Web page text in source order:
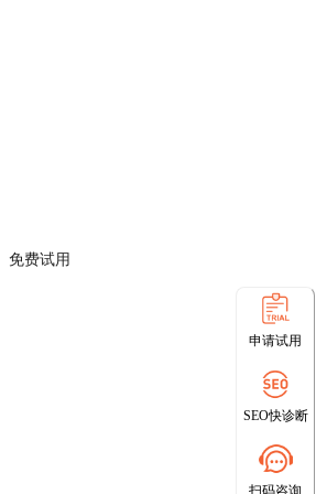
免费试用
申请试用
SEO快诊断
扫码咨询